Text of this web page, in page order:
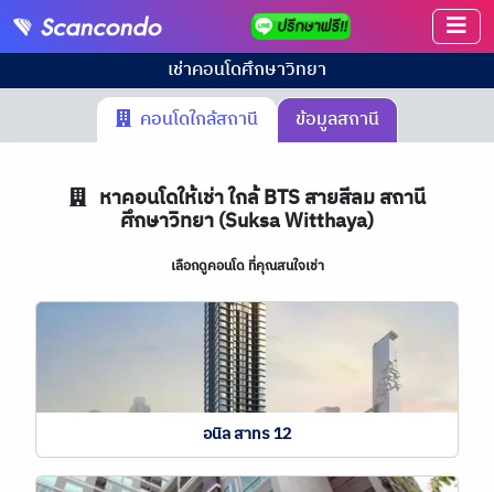
เช่าคอนโดศึกษาวิทยา
คอนโดใกล้สถานี
ข้อมูลสถานี
หาคอนโดให้เช่า ใกล้ BTS สายสีลม สถานี
ศึกษาวิทยา (Suksa Witthaya)
เลือกดูคอนโด ที่คุณสนใจเช่า
อนิล สาทร 12